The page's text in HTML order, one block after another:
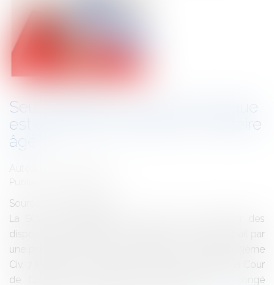
Seul le bailleur personne physique
est dispensé de reloger le locataire
âgé
Auteur : BROGINI Benoît
Publié le :
Source :
La SCI, même familiale, ne peut pas se prévaloir des
dispositions de l’article 15 III, relative à la reprise du bail par
une personne de plus de soixante ans. Cassation, 3ème
Civ, 7 juillet 2016 n°14-29148 Le litige porté devant la Cour
de Cassation concernait une contestation de congé